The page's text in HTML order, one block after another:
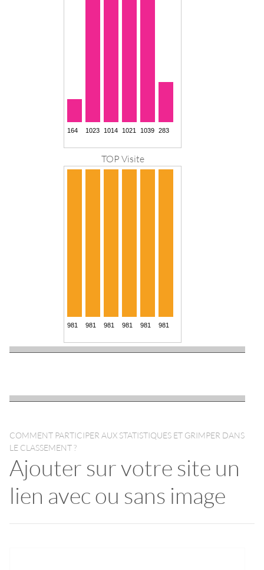
TOP Visite
COMMENT PARTICIPER AUX STATISTIQUES ET GRIMPER DANS
LE CLASSEMENT ?
Ajouter sur votre site un
lien avec ou sans image